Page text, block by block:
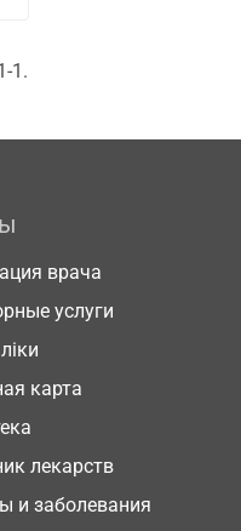
1.
врача
услуги
карта
лекарств
и заболевания